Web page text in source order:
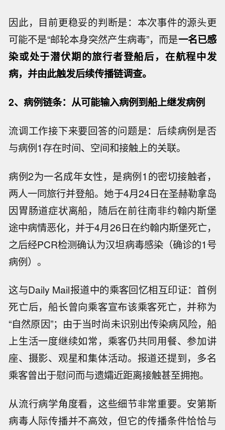
因此，目前更稳妥的判断是：本次事件的源头更
可能不是“邮轮本身突然产生病毒”，而是一名已感
染或处于潜伏期的旅行者登船后，在航程中发
病，并由此触发后续传播链调查。
2、病例链条：从可能输入病例到船上继发病例
流调工作接下来要回答的问题是：后续病例是否
与病例1存在时间、空间和接触上的关联。
病例2为一名成年女性，是病例1的密切接触者，
两人一同旅行并登船。她于4月24日在圣赫勒拿岛
因胃肠道症状离船，随后在前往南非约翰内斯堡
途中病情恶化，并于4月26日在约翰内斯堡死亡，
之后经PCR检测确认为汉坦病毒感染（确诊的1号
病例）。
这与Daily Mail报道中的乘客回忆相互印证：首例
死亡后，船长曾向乘客宣布该乘客死亡，并称为
“自然原因”；由于当时尚未识别出传染病风险，船
上生活一度继续如常，乘客仍共同用餐、参加讲
座、摄影、观星和集体活动。报道还提到，多名
乘客曾出于慰问而与遗孀近距离接触甚至拥抱。
从流行病学角度看，这些细节非常重要。安第斯
病毒人际传播并不高效，但它的传播条件恰恰与